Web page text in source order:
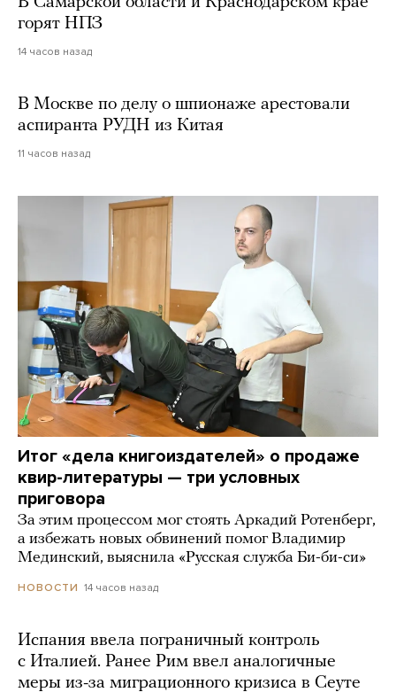
горят НПЗ
14 часов назад
В Москве по делу о шпионаже арестовали
аспиранта РУДН из Китая
11 часов назад
Итог «дела книгоиздателей» о продаже
квир-литературы — три условных
приговора
За этим процессом мог стоять Аркадий Ротенберг,
а избежать новых обвинений помог Владимир
Мединский, выяснила «Русская служба Би-би-си»
НОВОСТИ 14 часов назад
Испания ввела пограничный контроль
с Италией. Ранее Рим ввел аналогичные
меры из-за миграционного кризиса в Сеуте